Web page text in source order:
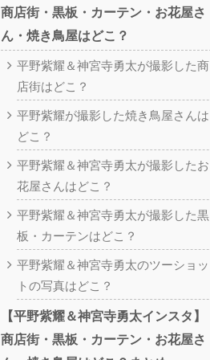
商店街・黒板・カーテン・お花屋さ
ん・焼き鳥屋はどこ？
平野紫耀＆神宮寺勇太が撮影した商
店街はどこ？
平野紫耀が撮影した焼き鳥屋さんは
どこ？
平野紫耀＆神宮寺勇太が撮影したお
花屋さんはどこ？
平野紫耀＆神宮寺勇太が撮影した黒
板・カーテンはどこ？
平野紫耀＆神宮寺勇太のツーショッ
トの写真はどこ？
【平野紫耀＆神宮寺勇太インスタ】
商店街・黒板・カーテン・お花屋さ